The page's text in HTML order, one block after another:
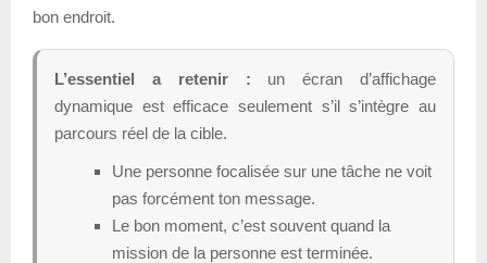
bon endroit.
L’essentiel a retenir : un écran d’affichage
dynamique est efficace seulement s’il s’intègre au
parcours réel de la cible.
Une personne focalisée sur une tâche ne voit
pas forcément ton message.
Le bon moment, c’est souvent quand la
mission de la personne est terminée.